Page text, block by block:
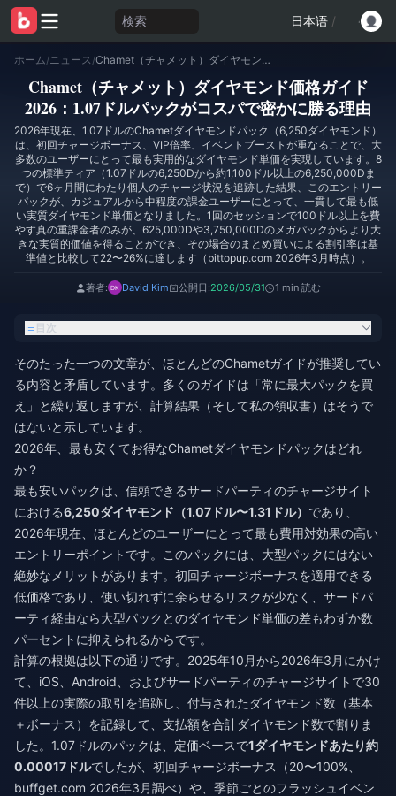
検索 日本语 /
ホーム/ニュース / Chamet（チャメット）ダイヤモンド価格ガイド2026：1.07ドルパックがコスパで密かに勝る理由
Chamet（チャメット）ダイヤモンド価格ガイド
2026：1.07ドルパックがコスパで密かに勝る理由
2026年現在、1.07ドルのChametダイヤモンドパック（6,250ダイヤモンド）
は、初回チャージボーナス、VIP倍率、イベントブーストが重なることで、大
多数のユーザーにとって最も実用的なダイヤモンド単価を実現しています。8
つの標準ティア（1.07ドルの6,250Dから約1,100ドル以上の6,250,000Dま
で）で6ヶ月間にわたり個人のチャージ状況を追跡した結果、このエントリー
パックが、カジュアルから中程度の課金ユーザーにとって、一貫して最も低
い実質ダイヤモンド単価となりました。1回のセッションで100ドル以上を費
やす真の重課金者のみが、625,000Dや3,750,000Dのメガパックからより大
きな実質的価値を得ることができ、その場合のまとめ買いによる割引率は基
準値と比較して22〜26%に達します（bittopup.com 2026年3月時点）。
著者: David Kim 公開日:2026/05/31 1 min 読む
目次
そのたった一つの文章が、ほとんどのChametガイドが推奨してい
る内容と矛盾しています。多くのガイドは「常に最大パックを買
え」と繰り返しますが、計算結果（そして私の領収書）はそうで
はないと示しています。
2026年、最も安くてお得なChametダイヤモンドパックはどれ
か？
最も安いパックは、信頼できるサードパーティのチャージサイト
における6,250ダイヤモンド（1.07ドル〜1.31ドル） であり、
2026年現在、ほとんどのユーザーにとって最も費用対効果の高い
エントリーポイントです。このパックには、大型パックにはない
絶妙なメリットがあります。初回チャージボーナスを適用できる
低価格であり、使い切れずに余らせるリスクが少なく、サードパ
ーティ経由なら大型パックとのダイヤモンド単価の差もわずか数
パーセントに抑えられるからです。
計算の根拠は以下の通りです。2025年10月から2026年3月にかけ
て、iOS、Android、およびサードパーティのチャージサイトで30
件以上の実際の取引を追跡し、付与されたダイヤモンド数（基本
＋ボーナス）を記録して、支払額を合計ダイヤモンド数で割りま
した。1.07ドルのパックは、定価ベースで1ダイヤモンドあたり約
0.00017ドルでしたが、初回チャージボーナス（20〜100%、
buffget.com 2026年3月調べ）や、季節ごとのフラッシュイベン